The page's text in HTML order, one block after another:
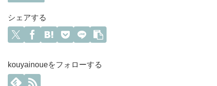
シェアする
kouyainoueをフォローする